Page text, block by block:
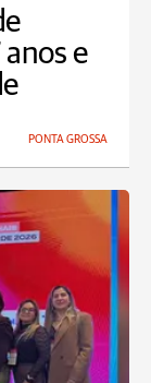
e
PONTA GROSSA